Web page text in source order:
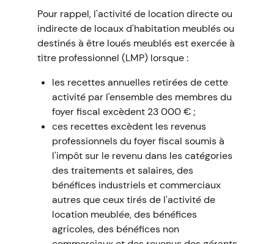
Pour rappel, l'activité de location directe ou
indirecte de locaux d'habitation meublés ou
destinés à être loués meublés est exercée à
titre professionnel (LMP) lorsque :
les recettes annuelles retirées de cette
activité par l'ensemble des membres du
foyer fiscal excèdent 23 000 € ;
ces recettes excèdent les revenus
professionnels du foyer fiscal soumis à
l'impôt sur le revenu dans les catégories
des traitements et salaires, des
bénéfices industriels et commerciaux
autres que ceux tirés de l'activité de
location meublée, des bénéfices
agricoles, des bénéfices non